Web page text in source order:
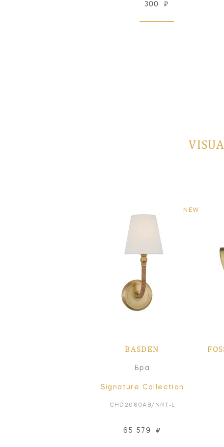
300 ₽
NEW
BASDEN
Бра
Signature Collection
CHD2080AB/NRT-L
65 579 ₽